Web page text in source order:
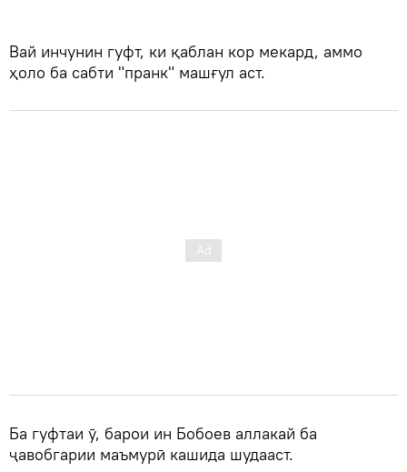
Вай инчунин гуфт, ки қаблан кор мекард, аммо
ҳоло ба сабти "пранк" машғул аст.
Ба гуфтаи ӯ, барои ин Бобоев аллакай ба
ҷавобгарии маъмурӣ кашида шудааст.